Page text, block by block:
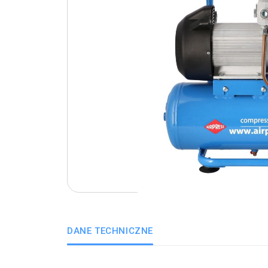
DANE TECHNICZNE